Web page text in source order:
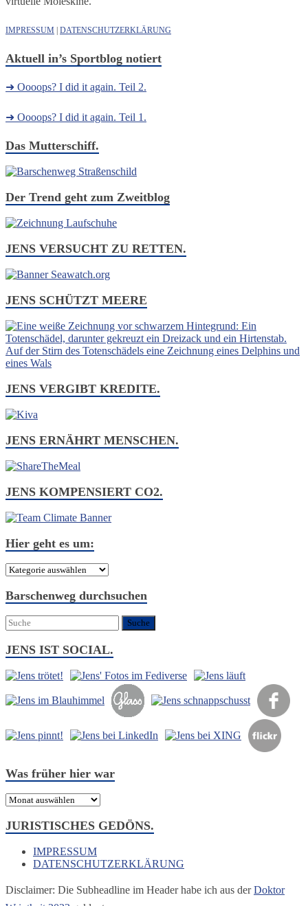
IMPRESSUM | DATENSCHUTZERKLÄRUNG
Aktuell in’s Sportblog notiert
➜ Oooops? I did it again. Teil 2.
➜ Oooops? I did it again. Teil 1.
Das Mutterschiff.
Der Trend geht zum Zweitblog
JENS VERSUCHT ZU RETTEN.
JENS SCHÜTZT MEERE
JENS VERGIBT KREDITE.
JENS ERNÄHRT MENSCHEN.
JENS KOMPENSIERT CO2.
Hier geht es um:
Hier
es
um:
Barschenweg durchsuchen
JENS IST SOCIAL.
Was früher hier war
Was
hier
war
JURISTISCHES GEDÖNS.
IMPRESSUM
DATENSCHUTZERKLÄRUNG
Disclaimer: Die Subheadline im Header habe ich aus derDoktor